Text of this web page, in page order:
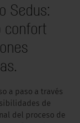
Sedus:
confort
a paso a través
de
del proceso de